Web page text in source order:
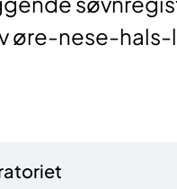
øre-nese-